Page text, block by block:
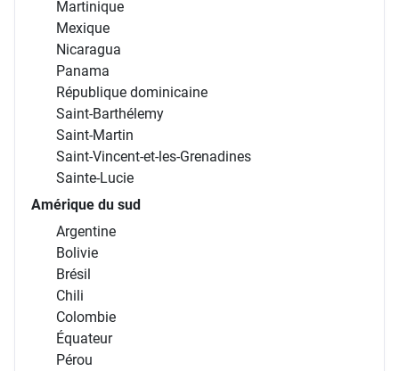
Martinique
Mexique
Nicaragua
Panama
République dominicaine
Saint-Barthélemy
Saint-Martin
Saint-Vincent-et-les-Grenadines
Sainte-Lucie
Amérique du sud
Argentine
Bolivie
Brésil
Chili
Colombie
Équateur
Pérou